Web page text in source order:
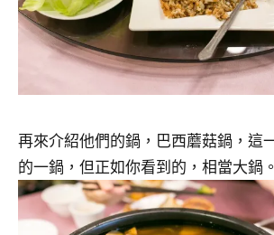
再來介紹他們的鍋，巴西蘑菇鍋，這
的一鍋，但正如你看到的，相當大鍋。